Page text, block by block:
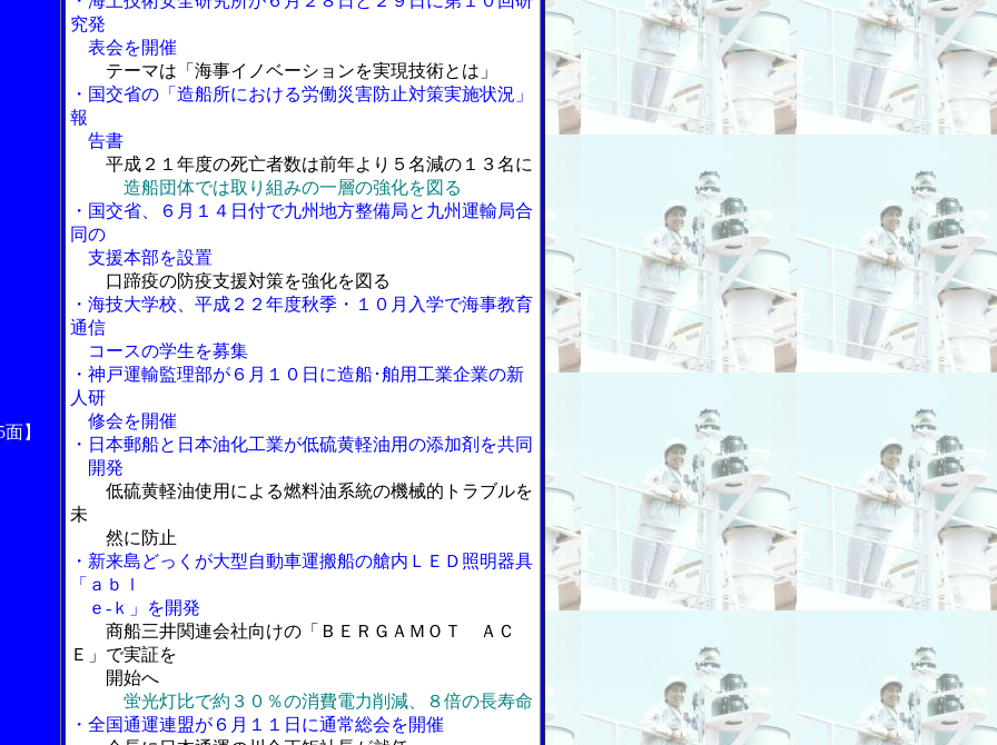
】
究発
表会を開催
テーマは「海事イノベーションを実現技術とは」
・国交省の「造船所における労働災害防止対策実施状況」
報
告書
平成２１年度の死亡者数は前年より５名減の１３名に
造船団体では取り組みの一層の強化を図る
・国交省、６月１４日付で九州地方整備局と九州運輸局合
同の
支援本部を設置
口蹄疫の防疫支援対策を強化を図る
・海技大学校、平成２２年度秋季・１０月入学で海事教育
通信
コースの学生を募集
・神戸運輸監理部が６月１０日に造船･舶用工業企業の新
人研
修会を開催
・日本郵船と日本油化工業が低硫黄軽油用の添加剤を共同
開発
低硫黄軽油使用による燃料油系統の機械的トラブルを
未
然に防止
・新来島どっくが大型自動車運搬船の艙内ＬＥＤ照明器具
「ａｂｌ
ｅ-ｋ」を開発
商船三井関連会社向けの「ＢＥＲＧＡＭＯＴ ＡＣ
Ｅ」で実証を
開始へ
蛍光灯比で約３０％の消費電力削減、８倍の長寿命
・全国通運連盟が６月１１日に通常総会を開催